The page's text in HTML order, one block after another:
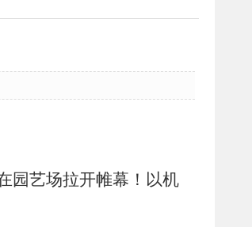
园艺场拉开帷幕！以机